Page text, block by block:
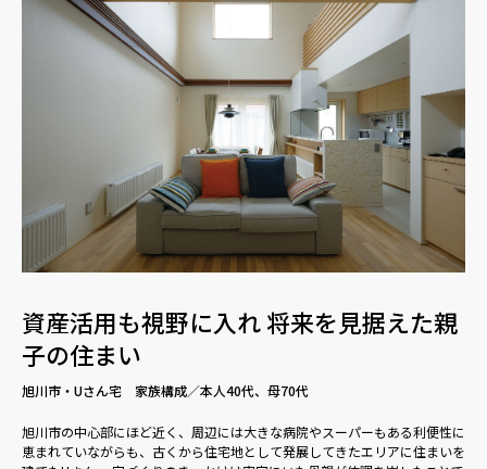
資産活用も視野に入れ 将来を見据えた親
子の住まい
旭川市・Uさん宅 家族構成／本人40代、母70代
旭川市の中心部にほど近く、周辺には大きな病院やスーパーもある利便性に
恵まれていながらも、古くから住宅地として発展してきたエリアに住まいを